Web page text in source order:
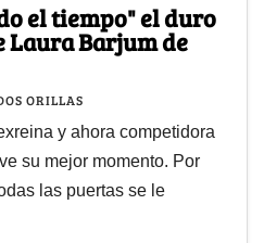
el tiempo" el duro
Laura Barjum de
ORILLAS
y ahora competidora
su mejor momento. Por
las puertas se le